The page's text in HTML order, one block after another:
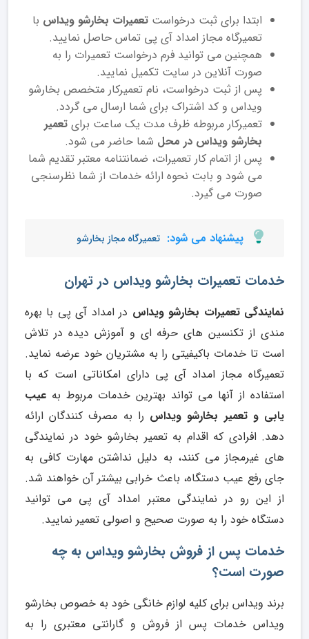
ابتدا برای ثبت درخواست تعمیرات بخارشو ویداس با
تعمیرگاه مجاز امداد آی پی تماس حاصل نمایید.
همچنین می توانید فرم درخواست تعمیرات را به
صورت آنلاین در سایت تکمیل نمایید.
پس از ثبت درخواست، نام تعمیرکار متخصص بخارشو
ویداس و کد اشتراک برای شما ارسال می گردد.
تعمیرکار مربوطه ظرف مدت یک ساعت برای تعمیر
بخارشو ویداس در محل شما حاضر می شود.
پس از اتمام کار تعمیرات، ضمانتنامه معتبر تقدیم شما
می شود و بابت نحوه ارائه خدمات از شما نظرسنجی
صورت می گیرد.
پیشنهاد می شود: تعمیرگاه مجاز بخارشو
خدمات تعمیرات بخارشو ویداس در تهران
نمایندگی تعمیرات بخارشو ویداس در امداد آی پی با بهره
مندی از تکنسین های حرفه ای و آموزش دیده در تلاش
است تا خدمات باکیفیتی را به مشتریان خود عرضه نماید.
تعمیرگاه مجاز امداد آی پی دارای امکاناتی است که با
استفاده از آنها می تواند بهترین خدمات مربوط به عیب
یابی و تعمیر بخارشو ویداس را به مصرف کنندگان ارائه
دهد. افرادی که اقدام به تعمیر بخارشو خود در نمایندگی
های غیرمجاز می کنند، به دلیل نداشتن مهارت کافی به
جای رفع عیب دستگاه، باعث خرابی بیشتر آن خواهند شد.
از این رو در نمایندگی معتبر امداد آی پی می توانید
دستگاه خود را به صورت صحیح و اصولی تعمیر نمایید.
خدمات پس از فروش بخارشو ویداس به چه
صورت است؟
برند ویداس برای کلیه لوازم خانگی خود به خصوص بخارشو
ویداس خدمات پس از فروش و گارانتی معتبری را به